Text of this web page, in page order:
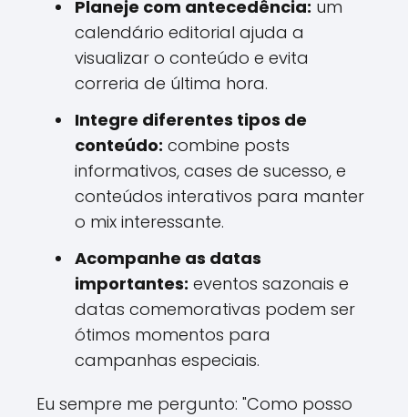
Planeje com antecedência: um
calendário editorial ajuda a
visualizar o conteúdo e evita
correria de última hora.
Integre diferentes tipos de
conteúdo: combine posts
informativos, cases de sucesso, e
conteúdos interativos para manter
o mix interessante.
Acompanhe as datas
importantes: eventos sazonais e
datas comemorativas podem ser
ótimos momentos para
campanhas especiais.
Eu sempre me pergunto: "Como posso